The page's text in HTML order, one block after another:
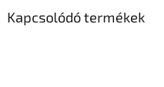
Kapcsolódó termékek